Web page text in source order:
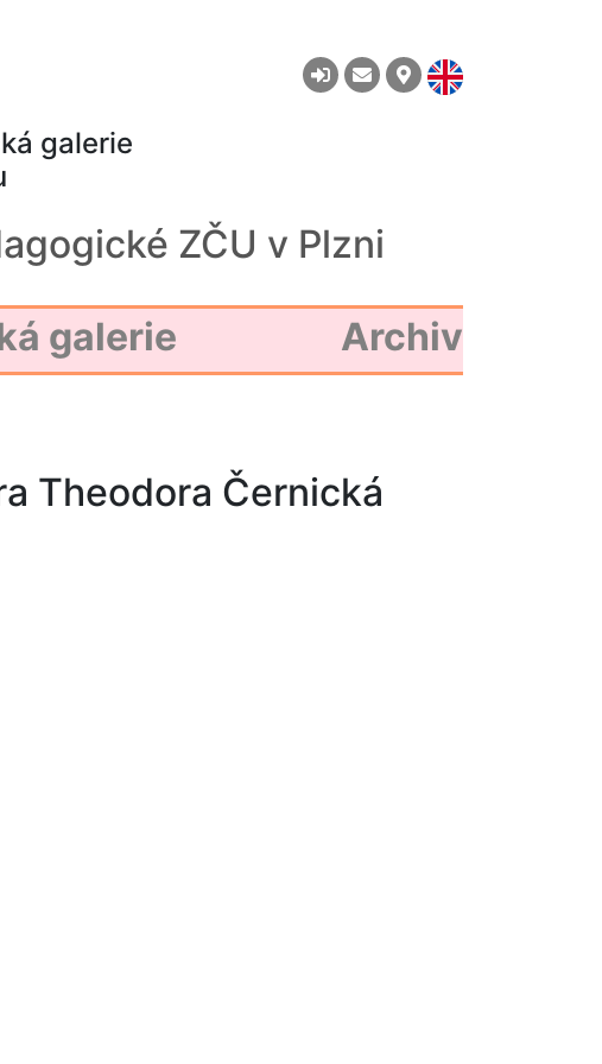
galerie
ZČU v Plzni
galerie Archiv
Theodora Černická